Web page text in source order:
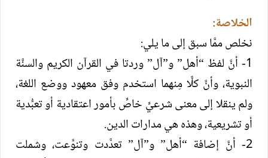
الخلاصة:
نخلص ممَّا سبق إلى ما يلي:
1- أنَّ لفظ “أهل” و”آل” وردتا في القرآن الكريم والسنَّة
النبوية، وأنَّ كلًّا مِنهما استخدم وفق معهود ووضع اللغة،
ولم ينقلا إلى معنى شرعيٍّ خاصٍّ بأمور اعتقادية أو تعبُّدية
أو تشريعية، وهذه هي مدارات الدين.
2- أنَّ إضافة “أهل” و”آل” تعدَّدت وتنوَّعت، وشملت